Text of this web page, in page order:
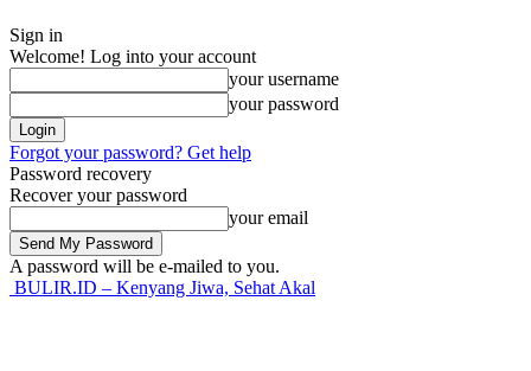
Sign in
Welcome! Log into your account
your username
your password
Forgot your password? Get help
Password recovery
Recover your password
your email
A password will be e-mailed to you.
BULIR.ID – Kenyang Jiwa, Sehat Akal